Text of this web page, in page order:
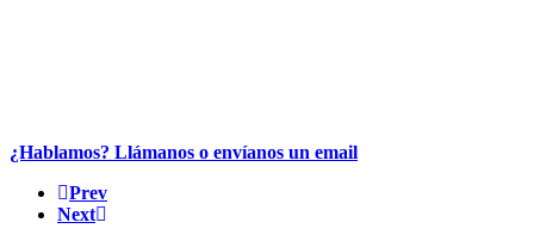
¿Hablamos? Llámanos o envíanos un email
Prev
Next